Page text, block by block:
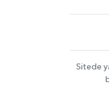
Sitede